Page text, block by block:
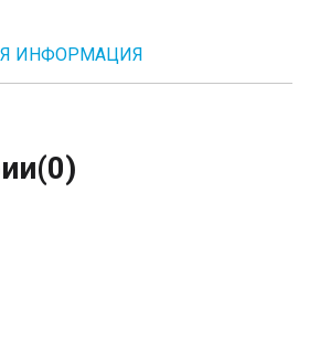
ИНФОРМАЦИЯ
(0)